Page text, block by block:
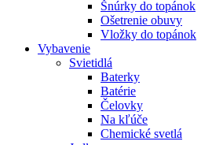
Šnúrky do topánok
Ošetrenie obuvy
Vložky do topánok
Vybavenie
Svietidlá
Baterky
Batérie
Čelovky
Na kľúče
Chemické svetlá